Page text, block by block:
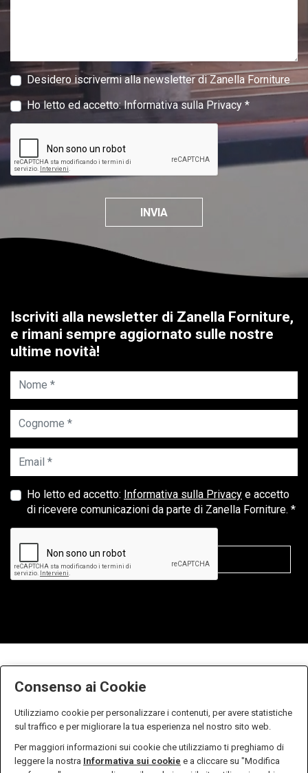
Desidero iscrivermi alla newsletter di Zanella Forniture
Ho letto ed accetto:Informativa sulla Privacy *
INVIA
Iscriviti alla newsletter di Zanella Forniture,
e rimani sempre aggiornato sulle nostre
ultime novità!
Nome *
Cognome *
Email *
Ho letto ed accetto: Informativa sulla Privacy e accetto
di ricevere comunicazioni da parte di Zanella Forniture. *
Consenso ai Cookie
Utilizziamo cookie per personalizzare i contenuti, per avere statistiche
sul traffico e per migliorare la tua esperienza nel nostro sito web.
Per maggiori informazioni sui cookie che utilizziamo ti preghiamo di
leggere la nostra Informativa sui cookie e a cliccare su "Modifica